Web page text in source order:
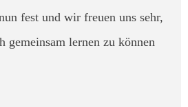
fest und wir freuen uns sehr,
gemeinsam lernen zu können